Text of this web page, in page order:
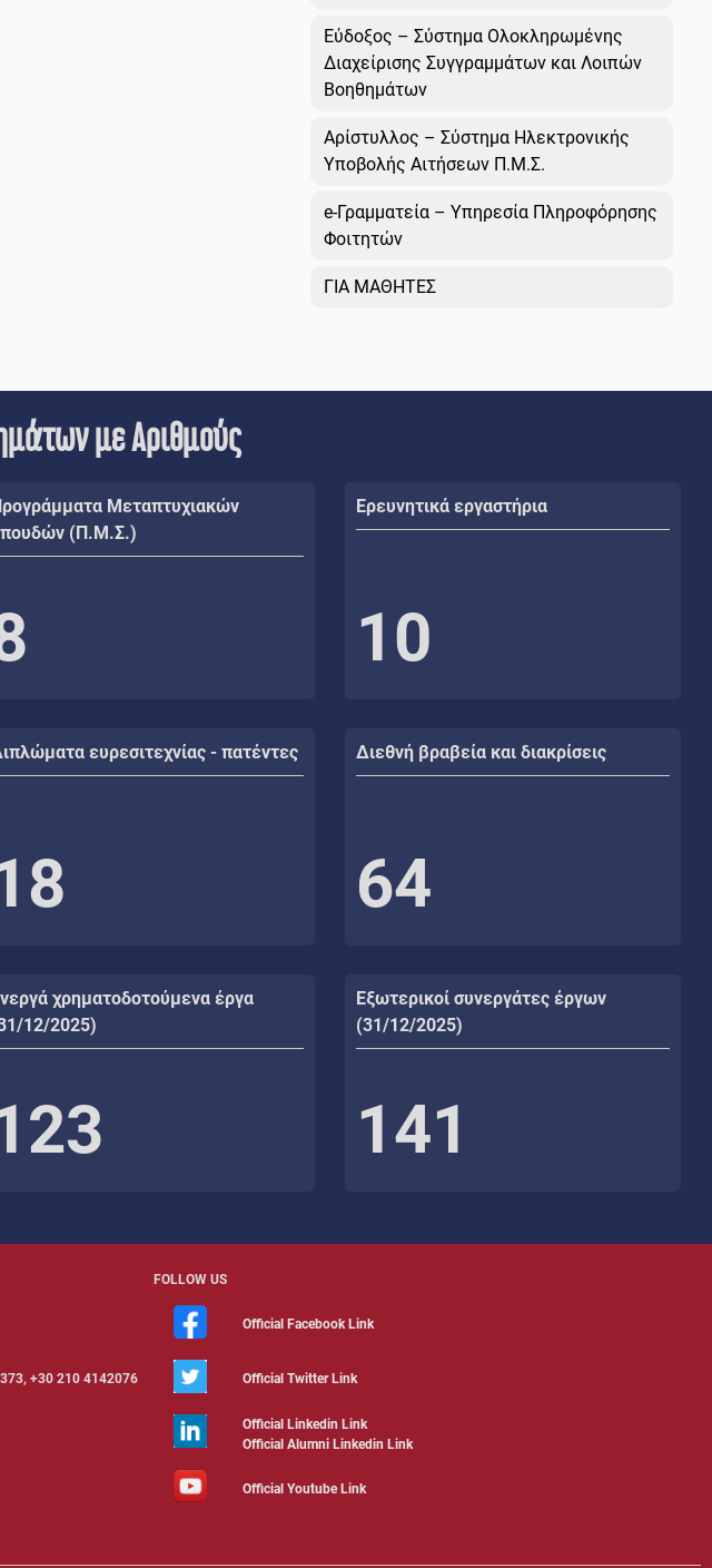
Εύδοξος – Σύστημα Ολοκληρωμένης
Διαχείρισης Συγγραμμάτων και Λοιπών
Βοηθημάτων
Αρίστυλλος – Σύστημα Ηλεκτρονικής
Υποβολής Αιτήσεων Π.Μ.Σ.
e-Γραμματεία – Υπηρεσία Πληροφόρησης
Φοιτητών
ΓΙΑ ΜΑΘΗΤΕΣ
με Αριθμούς
Μεταπτυχιακών
(Π.Μ.Σ.)
Ερευνητικά εργαστήρια
10
ευρεσιτεχνίας - πατέντες Διεθνή βραβεία και διακρίσεις
64
χρηματοδοτούμενα έργα
12/2025)
Εξωτερικοί συνεργάτες έργων
(31/12/2025)
141
FOLLOW US
Official Facebook Link
+30 210 4142076 Official Twitter Link
Official Linkedin Link
Official Alumni Linkedin Link
Official Youtube Link